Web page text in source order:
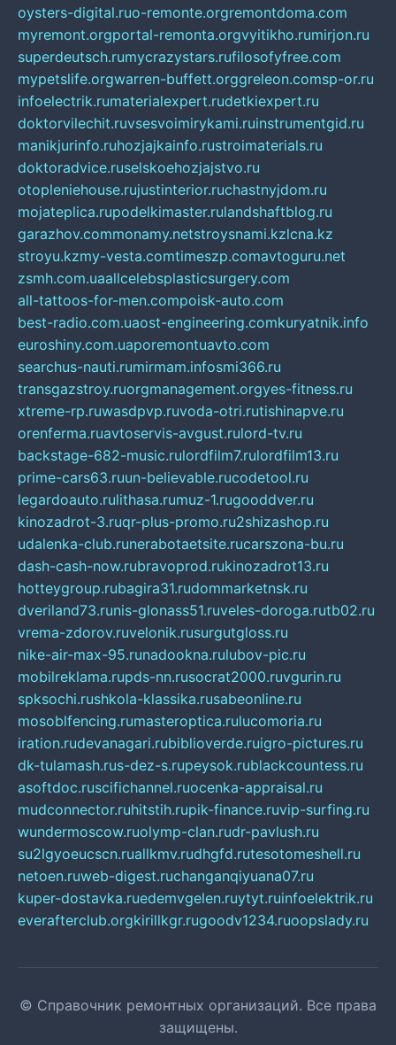
oysters-digital.ruo-remonte.orgremontdoma.com
myremont.orgportal-remonta.orgvyitikho.rumirjon.ru
superdeutsch.rumycrazystars.rufilosofyfree.com
mypetslife.orgwarren-buffett.orggreleon.comsp-or.ru
infoelectrik.rumaterialexpert.rudetkiexpert.ru
doktorvilechit.ruvsesvoimirykami.ruinstrumentgid.ru
manikjurinfo.ruhozjajkainfo.rustroimaterials.ru
doktoradvice.ruselskoehozjajstvo.ru
otopleniehouse.rujustinterior.ruchastnyjdom.ru
mojateplica.rupodelkimaster.rulandshaftblog.ru
garazhov.commonamy.netstroysnami.kzlcna.kz
stroyu.kzmy-vesta.comtimeszp.comavtoguru.net
zsmh.com.uaallcelebsplasticsurgery.com
all-tattoos-for-men.compoisk-auto.com
best-radio.com.uaost-engineering.comkuryatnik.info
euroshiny.com.uaporemontuavto.com
searchus-nauti.rumirmam.infosmi366.ru
transgazstroy.ruorgmanagement.orgyes-fitness.ru
xtreme-rp.ruwasdpvp.ruvoda-otri.rutishinapve.ru
orenferma.ruavtoservis-avgust.rulord-tv.ru
backstage-682-music.rulordfilm7.rulordfilm13.ru
prime-cars63.ruun-believable.rucodetool.ru
legardoauto.rulithasa.rumuz-1.rugooddver.ru
kinozadrot-3.ruqr-plus-promo.ru2shizashop.ru
udalenka-club.runerabotaetsite.rucarszona-bu.ru
dash-cash-now.rubravoprod.rukinozadrot13.ru
hotteygroup.rubagira31.rudommarketnsk.ru
dveriland73.runis-glonass51.ruveles-doroga.rutb02.ru
vrema-zdorov.ruvelonik.rusurgutgloss.ru
nike-air-max-95.runadookna.rulubov-pic.ru
mobilreklama.rupds-nn.rusocrat2000.ruvgurin.ru
spksochi.rushkola-klassika.rusabeonline.ru
mosoblfencing.rumasteroptica.rulucomoria.ru
iration.rudevanagari.rubiblioverde.ruigro-pictures.ru
dk-tulamash.rus-dez-s.rupeysok.rublackcountess.ru
asoftdoc.ruscifichannel.ruocenka-appraisal.ru
mudconnector.ruhitstih.rupik-finance.ruvip-surfing.ru
wundermoscow.ruolymp-clan.rudr-pavlush.ru
su2lgyoeucscn.ruallkmv.rudhgfd.rutesotomeshell.ru
netoen.ruweb-digest.ruchanganqiyuana07.ru
kuper-dostavka.ruedemvgelen.ruytyt.ruinfoelektrik.ru
everafterclub.orgkirillkgr.rugoodv1234.ruoopslady.ru
© Справочник ремонтных организаций. Все права
защищены.